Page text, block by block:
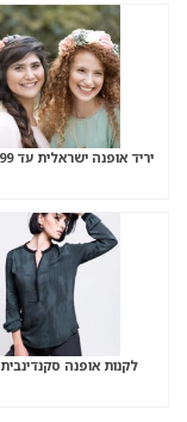
יריד אופנה ישראלית עד 199 שקלים!
לקנות אופנה סקנדינבית